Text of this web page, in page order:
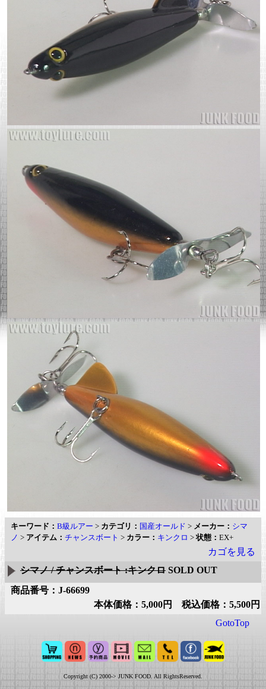
キーワード： B級ルアー > カテゴリ： 国産オールド > メーカー： シマ
ノ > アイテム： チャンスボート > カラー： キンクロ >状態： EX+
カゴを見る
シマノ / チャンスボート :キンクロ SOLD OUT
商品番号：J-66699
本体価格：5,000円 税込価格：5,500円
GotoTop
Copyright (C) 2000-> JUNK FOOD. All RightsReserved.